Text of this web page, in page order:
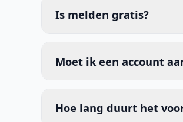
Is melden gratis?
Moet ik een account
Hoe lang duurt het